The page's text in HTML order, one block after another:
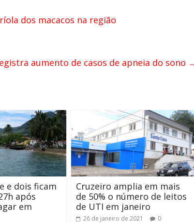
dos macacos na região
aumento de casos de apneia do sono
e dois ficam
após
em
Cruzeiro amplia em mais
de 50% o número de leitos
de UTI em janeiro
26 de janeiro de 2021 0